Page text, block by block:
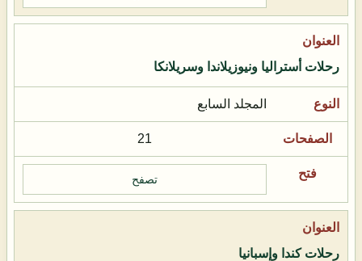
رحلات أستراليا ونيوزيلاندا وسريلانكا
المجلد السابع
21
تصفح
رحلات كندا وإسبانيا